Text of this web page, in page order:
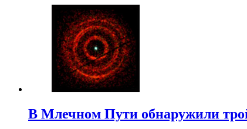
В Млечном Пути обнаружили